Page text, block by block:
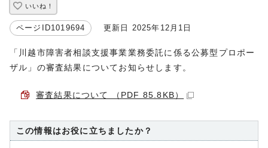
いいね！
ページID1019694 更新日 2025年12月1日
「川越市障害者相談支援事業業務委託に係る公募型プロポー
ザル」の審査結果についてお知らせします。
審査結果について （PDF 85.8KB）
この情報はお役に立ちましたか？